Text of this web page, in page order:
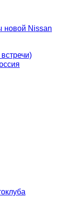
Nissan